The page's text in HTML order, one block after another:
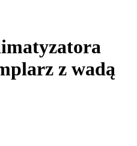
z wadą